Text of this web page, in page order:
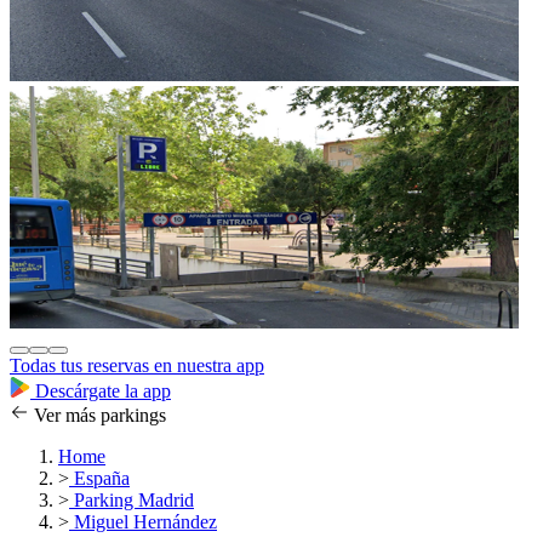
Todas tus reservas en nuestra app
Descárgate la app
Ver más parkings
Home
> España
> Parking Madrid
> Miguel Hernández